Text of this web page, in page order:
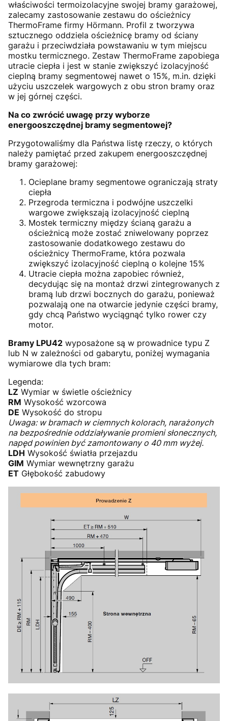
właściwości termoizolacyjne swojej bramy garażowej,
zalecamy zastosowanie zestawu do ościeżnicy
ThermoFrame firmy Hörmann. Profil z tworzywa
sztucznego oddziela ościeżnicę bramy od ściany
garażu i przeciwdziała powstawaniu w tym miejscu
mostku termicznego. Zestaw ThermoFrame zapobiega
utracie ciepła i jest w stanie zwiększyć izolacyjność
cieplną bramy segmentowej nawet o 15%, m.in. dzięki
użyciu uszczelek wargowych z obu stron bramy oraz
w jej górnej części.
Na co zwrócić uwagę przy wyborze
energooszczędnej bramy segmentowej?
Przygotowaliśmy dla Państwa listę rzeczy, o których
należy pamiętać przed zakupem energooszczędnej
bramy garażowej:
Ocieplane bramy segmentowe ograniczają straty
ciepła
Przegroda termiczna i podwójne uszczelki
wargowe zwiększają izolacyjność cieplną
Mostek termiczny między ścianą garażu a
ościeżnicą może zostać zniwelowany poprzez
zastosowanie dodatkowego zestawu do
ościeżnicy ThermoFrame, która pozwala
zwiększyć izolacyjność cieplną o kolejne 15%
Utracie ciepła można zapobiec również,
decydując się na montaż drzwi zintegrowanych z
bramą lub drzwi bocznych do garażu, ponieważ
pozwalają one na otwarcie jedynie części bramy,
gdy chcą Państwo wyciągnąć tylko rower czy
motor.
Bramy LPU42 wyposażone są w prowadnice typu Z
lub N w zależności od gabarytu, poniżej wymagania
wymiarowe dla tych bram:
Legenda:
LZ Wymiar w świetle ościeżnicy
RM Wysokość wzorcowa
DE Wysokość do stropu
Uwaga: w bramach w ciemnych kolorach, narażonych
na bezpośrednie oddziaływanie promieni słonecznych,
napęd powinien być zamontowany o 40 mm wyżej.
LDH Wysokość światła przejazdu
GIM Wymiar wewnętrzny garażu
ET Głębokość zabudowy